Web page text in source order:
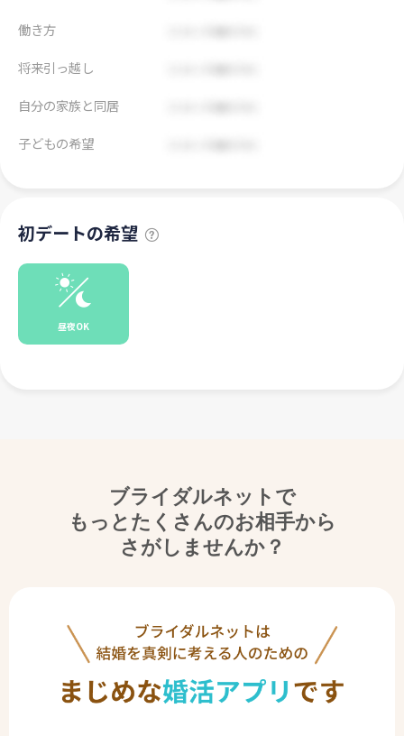
働き方
将来引っ越し
自分の家族と同居
子どもの希望
初デートの希望
昼夜OK
ブライダルネットで
もっとたくさんのお相手から
さがしませんか？